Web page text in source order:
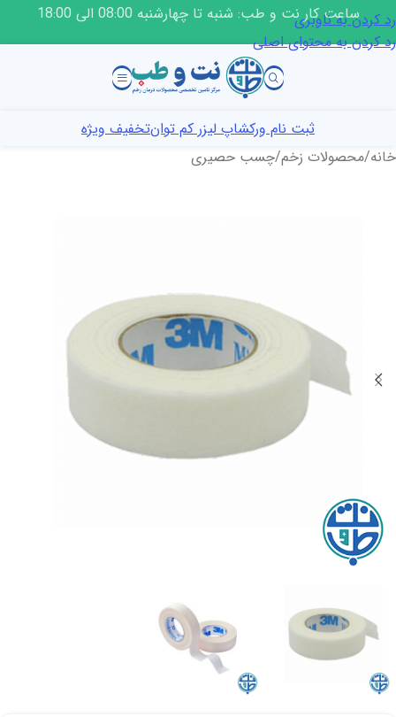
رد کردن به ناوبری
رد کردن به محتوای اصلی
ساعت کار نت و طب: شنبه تا چهارشنبه 08:00 الی 18:00
ثبت نام ورکشاپ لیزر کم توانتخفیف ویژه
خانه/محصولات زخم/چسب حصیری